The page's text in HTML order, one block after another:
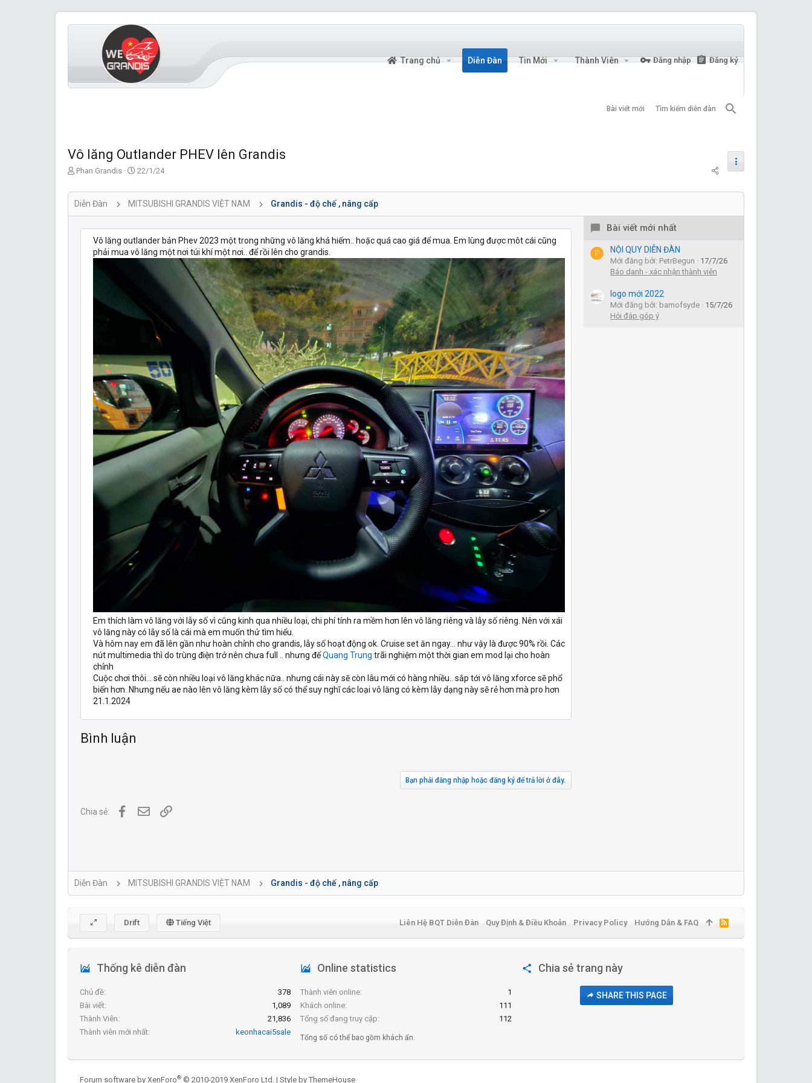
Trang chủ Diễn Đàn Tin Mới Thành Viên Đăng nhập Đăng ký
Bài viết mới Tìm kiếm diễn đàn
Vô lăng Outlander PHEV lên Grandis
T
o
b
ở
Phan Grandis
S
a
r
t
a
t
e
22/1/24
Diễn Đàn MITSUBISHI GRANDIS VIỆT NAM Grandis - độ chế , nâng cấp
Vô lăng outlander bản Phev 2023 một trong những vô lăng khá hiếm.. hoặc quá cao giá để mua. Em lùng được môt cái cũng
phải mua vô lăng một nơi túi khí một nơi.. để rồi lên cho grandis.
Em thích làm vô lăng với lẫy số vì cũng kinh qua nhiều loại, chi phí tính ra mềm hơn lên vô lăng riêng và lẫy số riêng. Nên với xái
vô lăng này có lẫy số là cái mà em muốn thử tìm hiểu.
Và hôm nay em đã lên gần như hoàn chỉnh cho grandis, lẫy số hoạt động ok. Cruise set ăn ngay… như vậy là được 90% rồi. Các
nút multimedia thì do trùng điện trở nên chưa full .. nhưng đểQuang Trung trãi nghiệm một thời gian em mod lại cho hoàn
chỉnh
Cuộc chơi thôi… sẽ còn nhiều loại vô lăng khác nữa.. nhưng cái này sẽ còn lâu mới có hàng nhiều.. sắp tới vô lăng xforce sẽ phổ
biến hơn. Nhưng nếu ae nào lên vô lăng kèm lẫy số có thể suy nghĩ các loại vô lăng có kèm lẫy dạng này sẽ rẻ hơn mà pro hơn
21.1.2024
Bình luận
Bạn phải đăng nhập hoặc đăng ký để trả lời ở đây.
Chia sẻ: FacebookĐịa chỉ Email
Link
Bài viết mới nhất
P NỘI QUY DIỄN ĐÀN
Mới đăng bởi: PetrBegun
17/7/26
Báo danh - xác nhận thành viên
logo mới 2022
Mới đăng bởi: bamofsyde
15/7/26
Hỏi đáp góp ý
Diễn Đàn MITSUBISHI GRANDIS VIỆT NAM Grandis - độ chế , nâng cấp
Thống kê diễn đàn
Chủ đề
378
Bài viết
1,089
Thành Viên
21,836
Thành viên mới nhất
keonhacai5sale
Online statistics
Thành viên online
1
Khách online
111
Tổng số đang truy cập
112
Tổng số có thể bao gồm khách ẩn.
Chia sẻ trang này
SHARE THIS PAGE
Drift Tiếng Việt Liên Hệ BQT Diễn Đàn Quy Định & Điều Khoản Privacy Policy Hướng Dẫn & FAQ
R
S
S
Forum software by XenForo® © 2010-2019 XenForo Ltd. | Style by ThemeHouse